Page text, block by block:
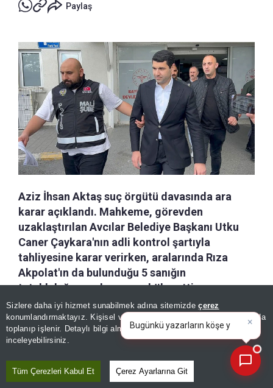
Sizlere daha iyi hizmet sunabilmek adına sitemizdeçerez
konumlandırmaktayız. Kişisel verileriniz, KVKK ve GDPR kapsamında
toplanıp işlenir. Detaylı bilgi almak içinAydınlatma Metnimizi
inceleyebilirsiniz.
Tüm Çerezleri Kabul Et Çerez Ayarlarına Git
Paylaş
Aziz İhsan Aktaş suç örgütü davasında ara
karar açıklandı. Mahkeme, görevden
uzaklaştırılan Avcılar Belediye Başkanı Utku
Caner Çaykara'nın adli kontrol şartıyla
tahliyesine karar verirken, aralarında Rıza
Akpolat'ın da bulunduğu 5 sanığın
tutukluluğunun devamına hükmetti.
Kaydet a-|+A
Liderliğini Aziz İhsan Aktaş’ın yaptığı öne sürülen
Çıkar Amaçlı Suç Örgütü tarafından belediye
×
Bugünkü yazarların köşe
yazılarını özetleyin!